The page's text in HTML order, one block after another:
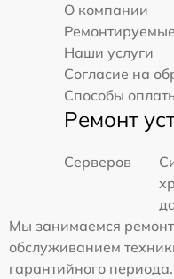
О компании
Наши услуги
Согласие на
Способы
Ремонт
Серверов
Мы занимаемся
обслуживанием
гарантийного